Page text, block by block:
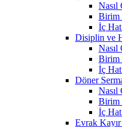
Nasıl
Birim
İç
Disiplin ve
Nasıl
Birim
İç
Döner
Nasıl
Birim
İç
Evrak